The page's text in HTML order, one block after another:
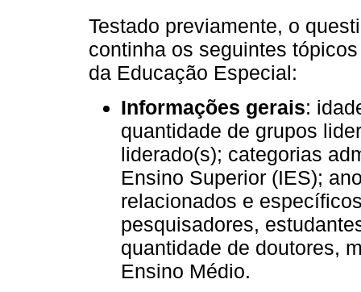
Testado previamente, o
continha os seguintes
da Educação Especial:
Informações gerais:
quantidade de grupos
liderado(s); categorias
Ensino Superior (IES);
relacionados e
pesquisadores,
quantidade de doutores,
Ensino Médio.